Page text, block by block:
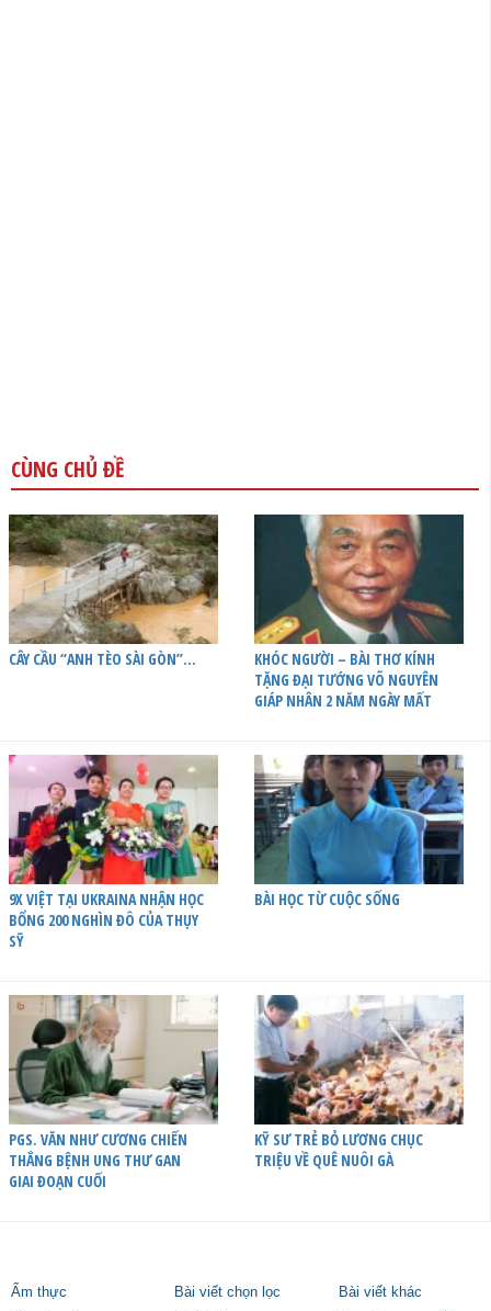
CÙNG CHỦ ĐỀ
CÂY CẦU “ANH TÈO SÀI GÒN”…
KHÓC NGƯỜI – BÀI THƠ KÍNH
TẶNG ĐẠI TƯỚNG VÕ NGUYÊN
GIÁP NHÂN 2 NĂM NGÀY MẤT
9X VIỆT TẠI UKRAINA NHẬN HỌC
BỔNG 200 NGHÌN ĐÔ CỦA THỤY
SỸ
BÀI HỌC TỪ CUỘC SỐNG
PGS. VĂN NHƯ CƯƠNG CHIẾN
THẮNG BỆNH UNG THƯ GAN
GIAI ĐOẠN CUỐI
KỸ SƯ TRẺ BỎ LƯƠNG CHỤC
TRIỆU VỀ QUÊ NUÔI GÀ
Ẩm thực Bài viết chọn lọc
Bài viết khác